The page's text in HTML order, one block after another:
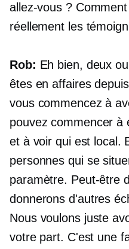
allez-vous ?
réellement les
Rob: Eh bien, deux
êtes en affaires
vous commencez à
pouvez commencer à
et à voir qui est local.
personnes qui se
paramètre. Peut-être
donnerons d'autres
Nous voulons juste
votre part. C'est une